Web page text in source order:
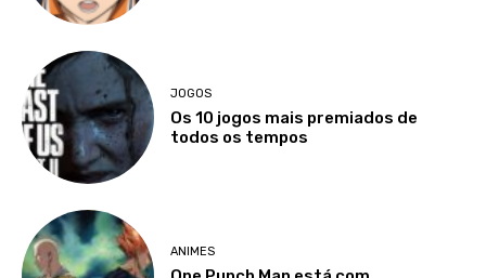
JOGOS
Os 10 jogos mais premiados de
todos os tempos
ANIMES